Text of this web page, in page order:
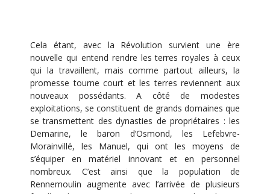
Cela étant, avec la Révolution survient une ère
nouvelle qui entend rendre les terres royales à ceux
qui la travaillent, mais comme partout ailleurs, la
promesse tourne court et les terres reviennent aux
nouveaux possédants. A côté de modestes
exploitations, se constituent de grands domaines que
se transmettent des dynasties de propriétaires : les
Demarine, le baron d’Osmond, les Lefebvre-
Morainvillé, les Manuel, qui ont les moyens de
s’équiper en matériel innovant et en personnel
nombreux. C’est ainsi que la population de
Rennemoulin augmente avec l’arrivée de plusieurs